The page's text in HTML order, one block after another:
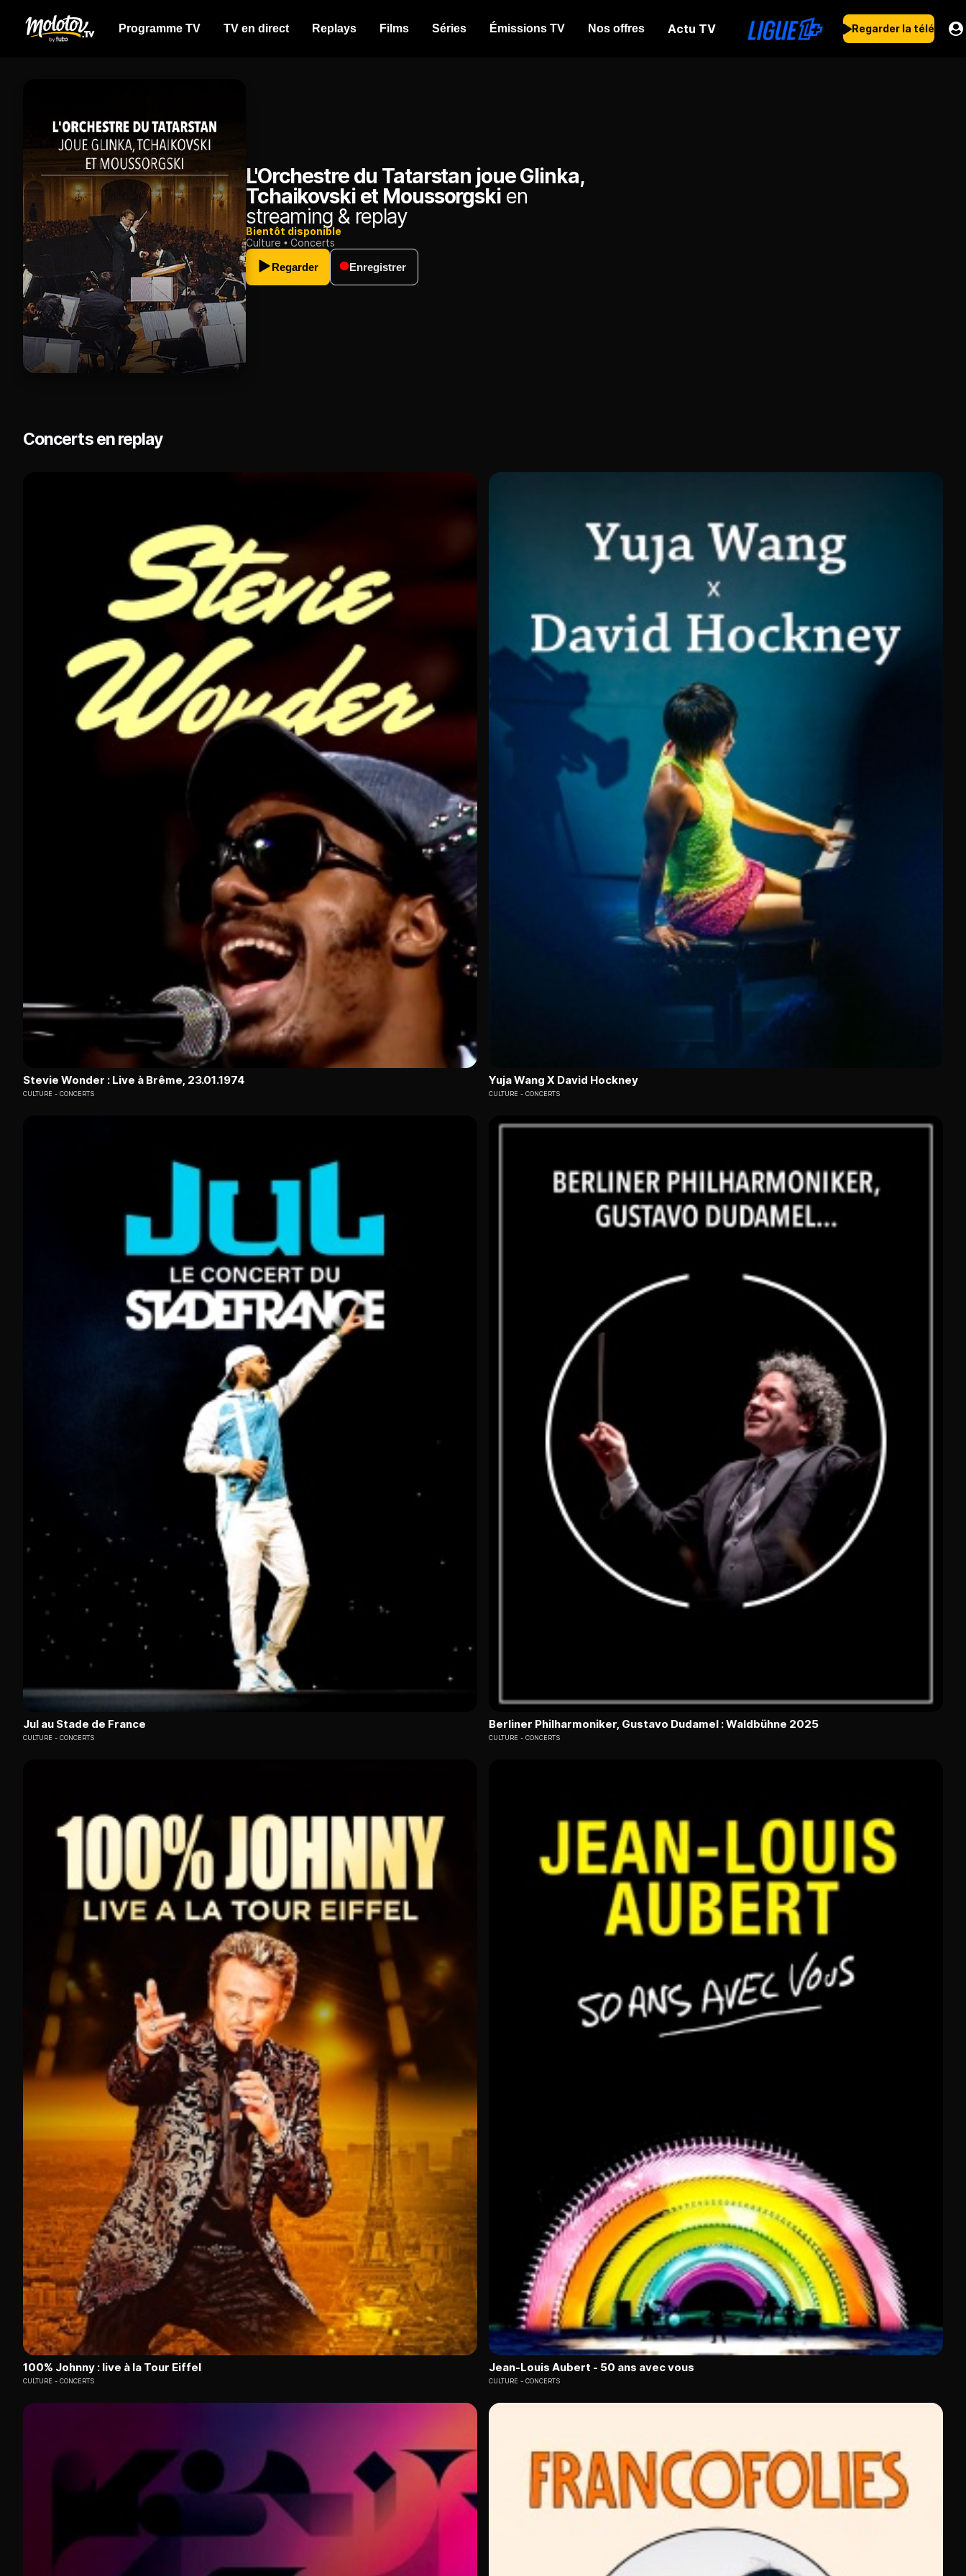
Programme TV TV en direct Replays Films Séries Émissions TV Nos offres Actu TV Regarder la télé
L'Orchestre du Tatarstan joue Glinka,
Tchaikovski et Moussorgskien
streaming & replay
Bientôt disponible
Culture
Concerts
Regarder
Enregistrer
Concerts en replay
Stevie Wonder : Live à Brême, 23.01.1974
CULTURE CONCERTS
Yuja Wang X David Hockney
CULTURE CONCERTS
Jul au Stade de France
CULTURE CONCERTS
Berliner Philharmoniker, Gustavo Dudamel : Waldbühne 2025
CULTURE CONCERTS
100% Johnny : live à la Tour Eiffel
CULTURE CONCERTS
Jean-Louis Aubert - 50 ans avec vous
CULTURE CONCERTS